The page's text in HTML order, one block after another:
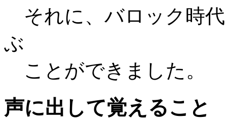
それに、バロック時
ぶ
ことができました。
声に出して覚えること